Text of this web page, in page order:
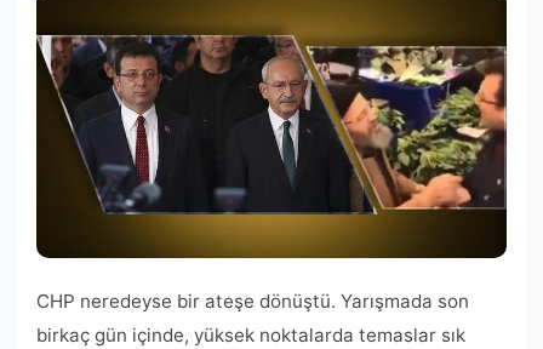
CHP neredeyse bir ateşe dönüştü. Yarışmada son
birkaç gün içinde, yüksek noktalarda temaslar sık ​​